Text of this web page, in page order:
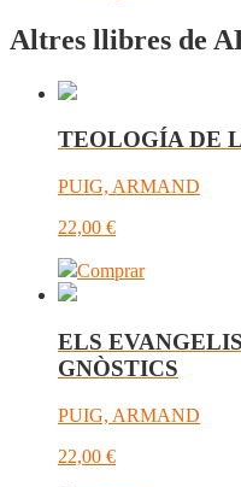
Altres llibres de
TEOLOGÍA DE
PUIG, ARMAND
22,00 €
Comprar
ELS
GNÒSTICS
PUIG, ARMAND
22,00 €